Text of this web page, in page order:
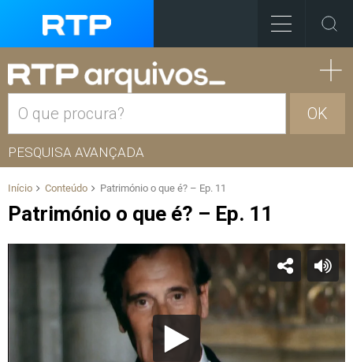
OK
PESQUISA AVANÇADA
Início Conteúdo Património o que é? – Ep. 11
Património o que é? – Ep. 11